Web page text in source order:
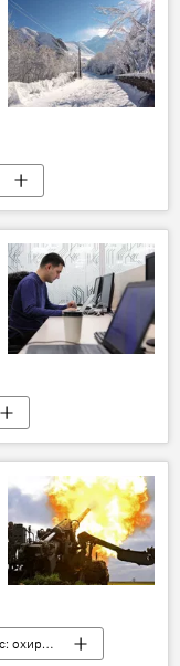
Амалиёти вижаи Русия барои ҳимояи Донбасс: охирин хабарҳо